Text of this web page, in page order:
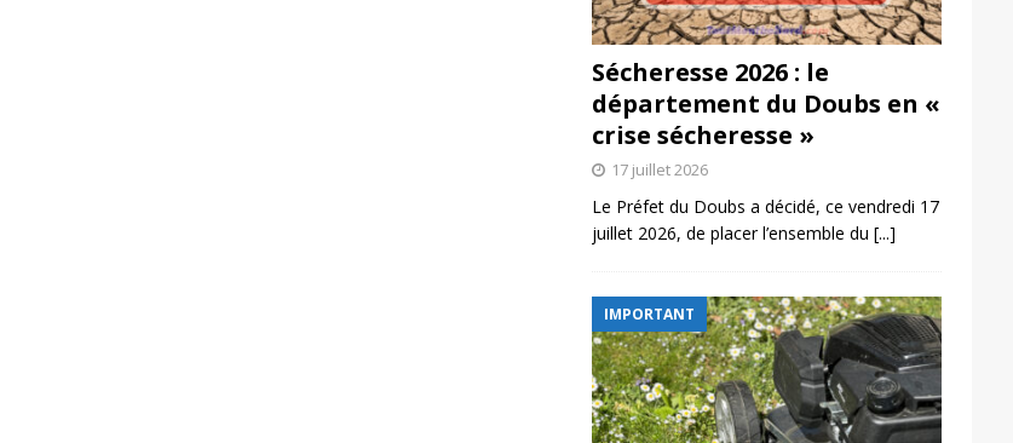
Sécheresse 2026 : le
département du Doubs en «
crise sécheresse »
17 juillet 2026
Le Préfet du Doubs a décidé, ce vendredi 17
juillet 2026, de placer l’ensemble du [...]
IMPORTANT